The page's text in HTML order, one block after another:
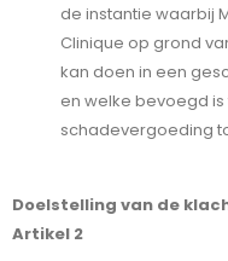
de instantie waarbij
Clinique op grond
kan doen in een
en welke bevoegd
schadevergoeding
Doelstelling van de
Artikel 2